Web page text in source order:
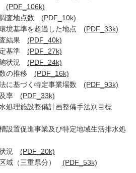
(PDF_106k)
査地点数 (PDF_10k)
境基準を超過した地点 (PDF_33k)
結果 (PDF_40k)
基準 (PDF_27k)
状況 (PDF_24k)
の推移 (PDF_16k)
に基づく特定事業場数 (PDF_93k)
及率 (PDF_33k)
処理施設整備計画整備手法別目標
設置促進事業及び特定地域生活排水処
状況 (PDF_20k)
域（三重県分） (PDF_53k)